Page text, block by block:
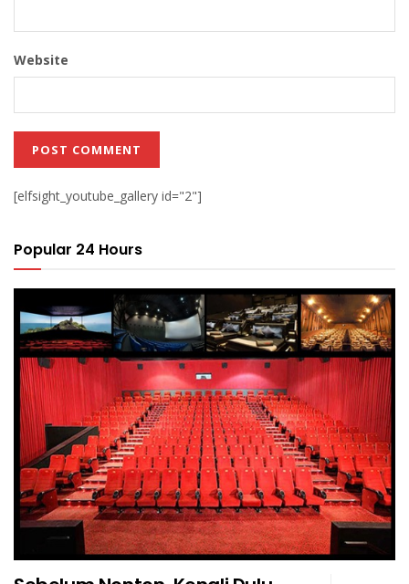
Website
[elfsight_youtube_gallery id="2"]
Popular 24 Hours